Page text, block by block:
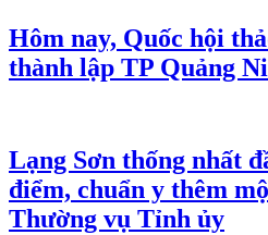
Hôm nay, Quốc hội
thành lập TP Quảng
Lạng Sơn thống nhất
điểm, chuẩn y thêm
Thường vụ Tỉnh ủy